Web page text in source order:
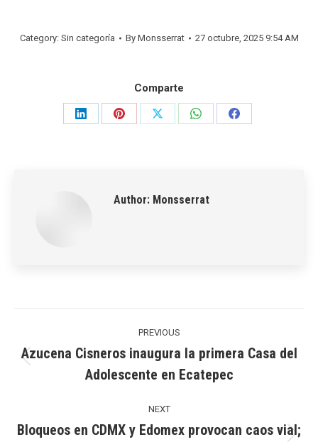
Category: Sin categoría By Monsserrat 27 octubre, 2025 9:54 AM
Comparte
Share
Share
Share
Share
Share
Author: Monsserrat
PREVIOUS
Previous
post:
Azucena Cisneros inaugura la primera Casa del
Adolescente en Ecatepec
NEXT
Bloqueos en CDMX y Edomex provocan caos vial;